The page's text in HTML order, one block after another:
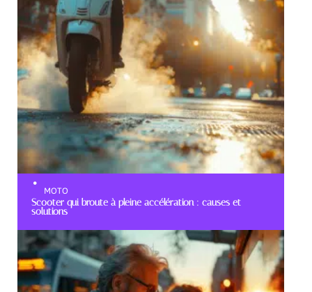
MOTO
Scooter qui broute à pleine accélération : causes et
solutions